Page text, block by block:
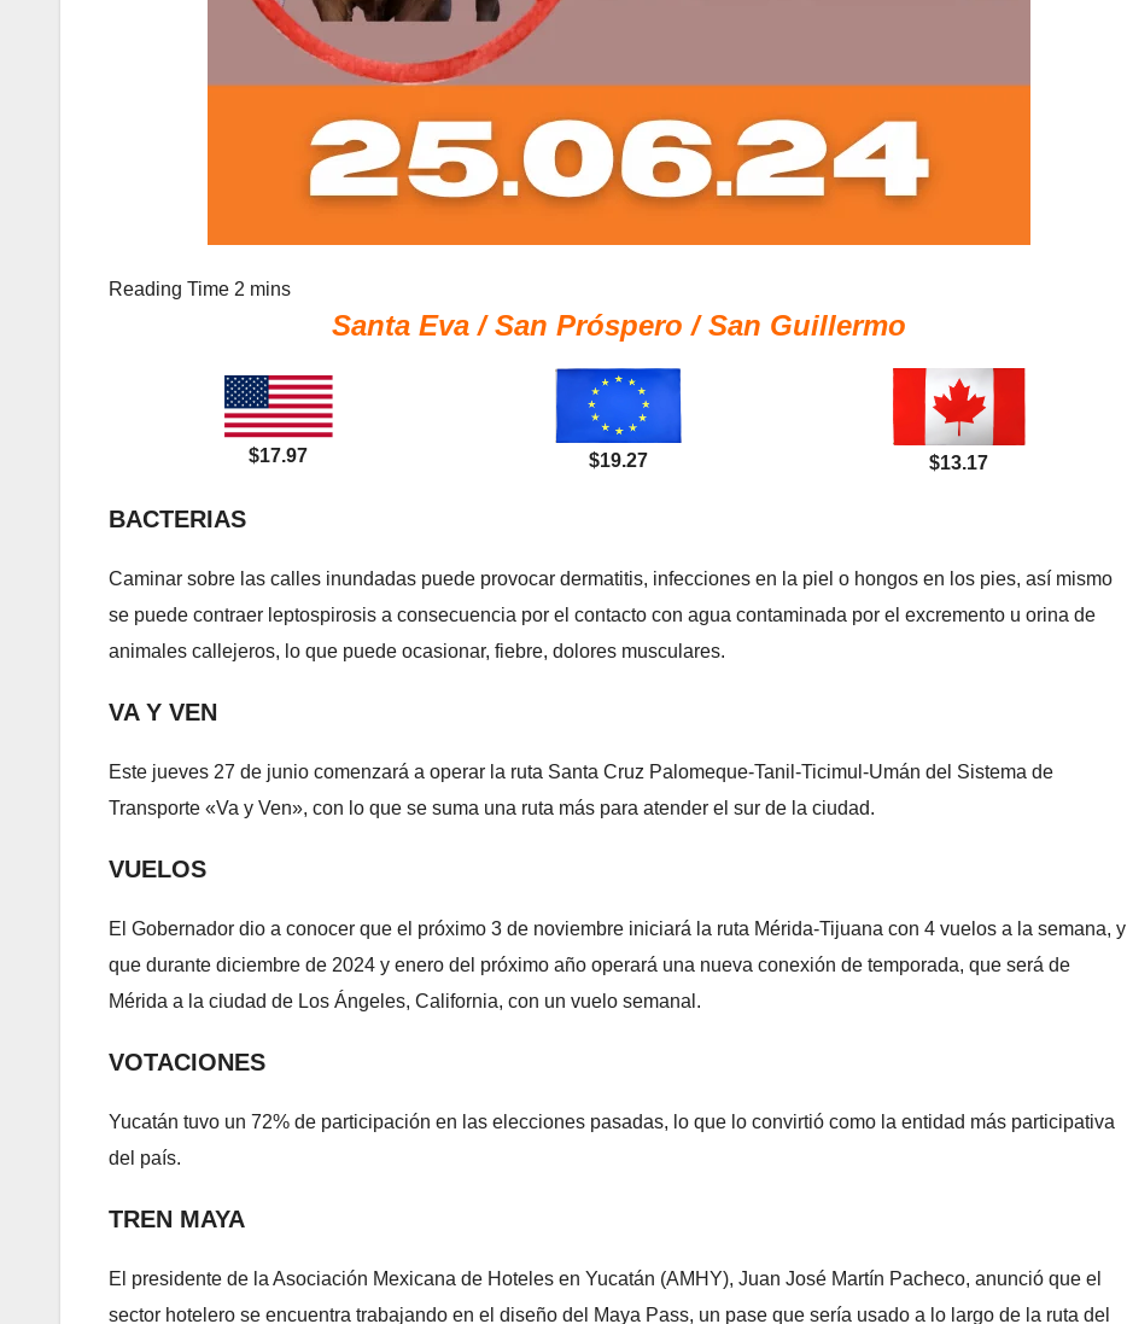
Santa Eva / San Próspero / San Guillermo
$17.97 $19.27 $13.17
BACTERIAS
Caminar sobre las calles inundadas puede provocar dermatitis, infecciones en la piel o hongos en los pies, así mismo
se puede contraer leptospirosis a consecuencia por el contacto con agua contaminada por el excremento u orina de
animales callejeros, lo que puede ocasionar, fiebre, dolores musculares.
VA Y VEN
Este jueves 27 de junio comenzará a operar la ruta Santa Cruz Palomeque-Tanil-Ticimul-Umán del Sistema de
Transporte «Va y Ven», con lo que se suma una ruta más para atender el sur de la ciudad.
VUELOS
El Gobernador dio a conocer que el próximo 3 de noviembre iniciará la ruta Mérida-Tijuana con 4 vuelos a la semana, y
que durante diciembre de 2024 y enero del próximo año operará una nueva conexión de temporada, que será de
Mérida a la ciudad de Los Ángeles, California, con un vuelo semanal.
VOTACIONES
Yucatán tuvo un 72% de participación en las elecciones pasadas, lo que lo convirtió como la entidad más participativa
del país.
TREN MAYA
El presidente de la Asociación Mexicana de Hoteles en Yucatán (AMHY), Juan José Martín Pacheco, anunció que el
sector hotelero se encuentra trabajando en el diseño del Maya Pass, un pase que sería usado a lo largo de la ruta del